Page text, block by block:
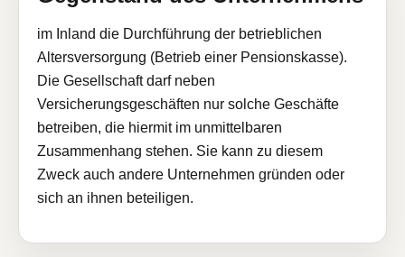
im Inland die Durchführung der betrieblichen
Altersversorgung (Betrieb einer Pensionskasse).
Die Gesellschaft darf neben
Versicherungsgeschäften nur solche Geschäfte
betreiben, die hiermit im unmittelbaren
Zusammenhang stehen. Sie kann zu diesem
Zweck auch andere Unternehmen gründen oder
sich an ihnen beteiligen.